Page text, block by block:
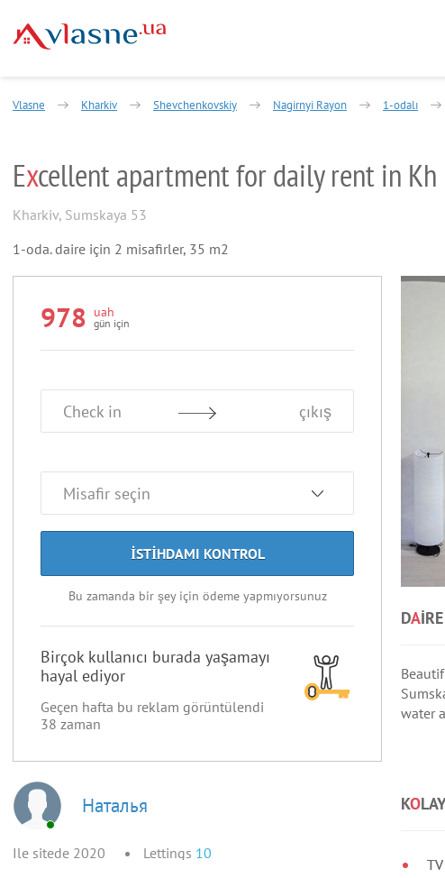
Vlasne Kharkiv Shevchenkovskiy Nagirnyi Rayon 1-odalı
Excellent apartment for daily rent in Kh
Kharkiv, Sumskaya 53
1-oda. daire için 2 misafirler, 35 m2
978 uah
gün için
Check in çıkış
ISTIHDAMI KONTROL
Bu zamanda bir şey için ödeme yapmıyorsunuz
Birçok kullanıcı burada yaşamayı
hayal ediyor
Geçen hafta bu reklam görüntülendi
38 zaman
Наталья
Ile sitede 2020 Lettings 10
DA
water
KO
TV